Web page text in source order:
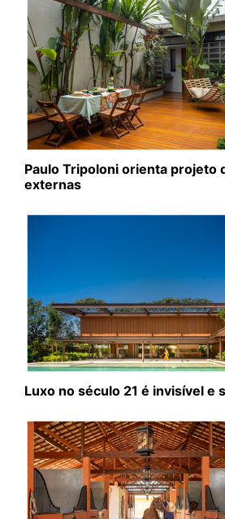
Paulo Tripoloni orienta projeto
externas
Luxo no século 21 é invisível e